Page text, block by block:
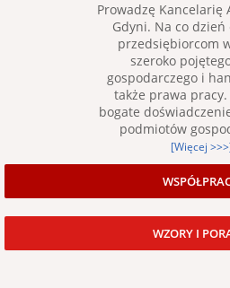
Prowadzę Kancelarię
Gdyni. Na co
przedsiębiorcom
szeroko
gospodarczego i
także prawa pracy.
bogate
podmiotów
[Więcej
WZORY I